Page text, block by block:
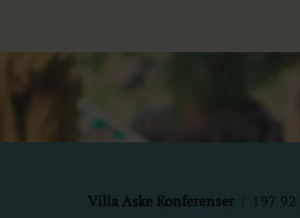
Villa Aske Konferenser 197 92